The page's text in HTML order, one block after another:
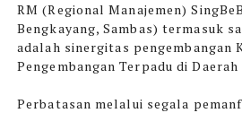
RM (Regional Manajemen)
Bengkayang, Sambas) termasuk
adalah sinergitas pengembangan
Pengembangan Terpadu di Daerah
Perbatasan melalui segala